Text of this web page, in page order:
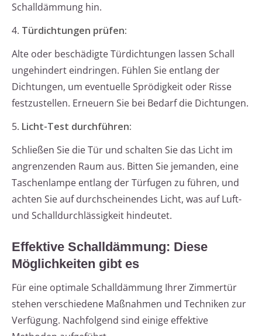
Schalldämmung hin.
4. Türdichtungen prüfen:
Alte oder beschädigte Türdichtungen lassen Schall
ungehindert eindringen. Fühlen Sie entlang der
Dichtungen, um eventuelle Sprödigkeit oder Risse
festzustellen. Erneuern Sie bei Bedarf die Dichtungen.
5. Licht-Test durchführen:
Schließen Sie die Tür und schalten Sie das Licht im
angrenzenden Raum aus. Bitten Sie jemanden, eine
Taschenlampe entlang der Türfugen zu führen, und
achten Sie auf durchscheinendes Licht, was auf Luft-
und Schalldurchlässigkeit hindeutet.
Effektive Schalldämmung: Diese
Möglichkeiten gibt es
Für eine optimale Schalldämmung Ihrer Zimmertür
stehen verschiedene Maßnahmen und Techniken zur
Verfügung. Nachfolgend sind einige effektive